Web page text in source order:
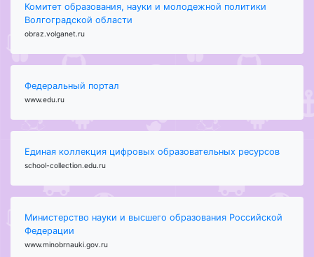
Комитет образования, науки и молодежной политики
Волгоградской области
obraz.volganet.ru
Федеральный портал
www.edu.ru
Единая коллекция цифровых образовательных ресурсов
school-collection.edu.ru
Министерство науки и высшего образования Российской
Федерации
www.minobrnauki.gov.ru